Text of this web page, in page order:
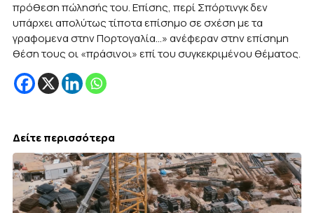
πρόθεση πώλησής του. Επίσης, περί Σπόρτινγκ δεν
υπάρχει απολύτως τίποτα επίσημο σε σχέση με τα
γραφομενα στην Πορτογαλία…» ανέφεραν στην επίσημη
θέση τους οι «πράσινοι» επί του συγκεκριμένου θέματος.
Δείτε περισσότερα